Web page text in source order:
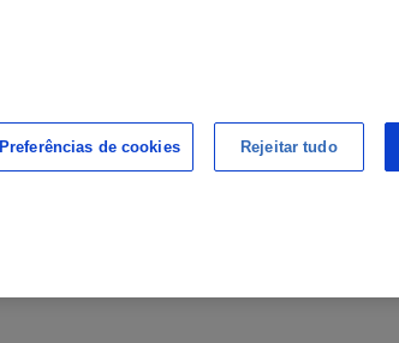
ALÉM DO CANCRO
PONTO DE CONTACTO
Preferências de cookies Rejeitar tudo